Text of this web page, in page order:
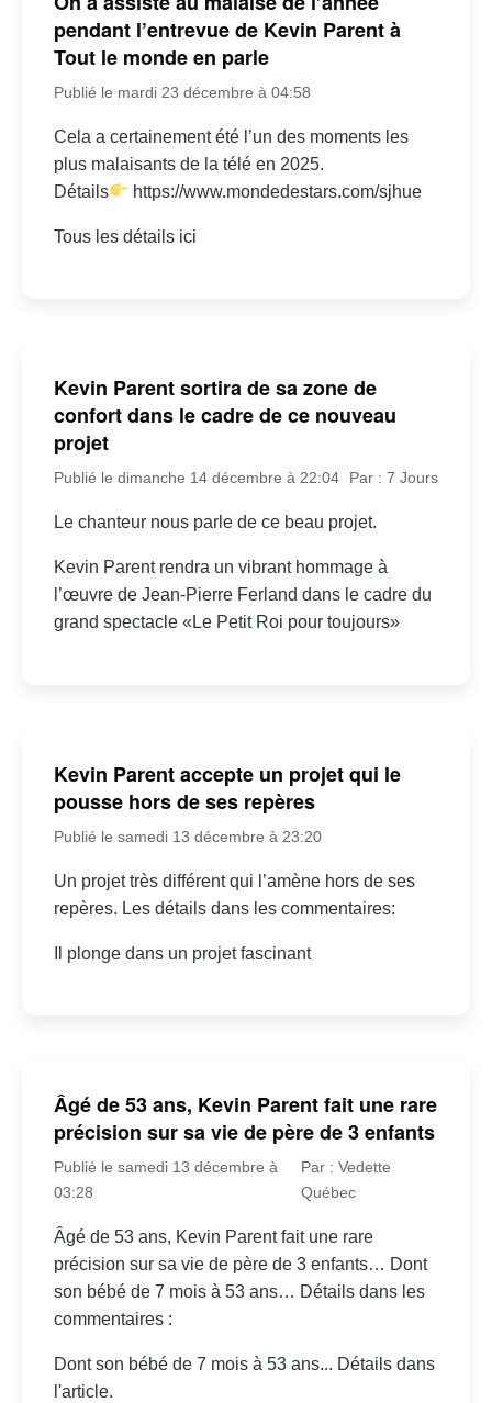
pendant l’entrevue de Kevin Parent à
Tout le monde en parle
Publié le mardi 23 décembre à 04:58
Cela a certainement été l’un des moments les
plus malaisants de la télé en 2025.
Détails
https://www.mondedestars.com/sjhue
Tous les détails ici
Kevin Parent sortira de sa zone de
confort dans le cadre de ce nouveau
projet
Publié le dimanche 14 décembre à 22:04 Par : 7 Jours
Le chanteur nous parle de ce beau projet.
Kevin Parent rendra un vibrant hommage à
l’œuvre de Jean-Pierre Ferland dans le cadre du
grand spectacle «Le Petit Roi pour toujours»
Kevin Parent accepte un projet qui le
pousse hors de ses repères
Publié le samedi 13 décembre à 23:20
Un projet très différent qui l’amène hors de ses
repères. Les détails dans les commentaires:
Il plonge dans un projet fascinant
Âgé de 53 ans, Kevin Parent fait une rare
précision sur sa vie de père de 3 enfants
Publié le samedi 13 décembre à
03:28
Par : Vedette
Québec
Âgé de 53 ans, Kevin Parent fait une rare
précision sur sa vie de père de 3 enfants… Dont
son bébé de 7 mois à 53 ans… Détails dans les
commentaires :
Dont son bébé de 7 mois à 53 ans... Détails dans
l'article.